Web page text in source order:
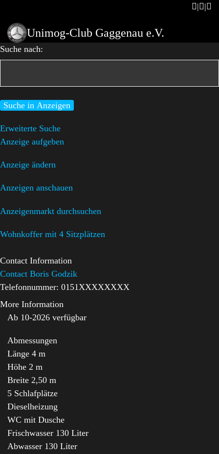
Unimog-Club Gaggenau e.V.
Suche nach:
Erweiterte Suche
Anzeige aufgeben
Anzeige ändern
Anzeigen anschauen
Anzeigenmarkt durchsuchen
Wohnkoffer mit 4 Sitzplätzen
Contact Information
Contact Boris Godzik
Telefonnummer: 0151XXXXXXXX
More Information
Ab 10-2026 verfügbar
Abmessungen
Länge 4 m
Höhe 2 m
Breite 2,50 m
5 Schlafplätze
Dieselheizung
WC mit Dusche
Frischwasser 130 Liter
Abwasser 130 Liter